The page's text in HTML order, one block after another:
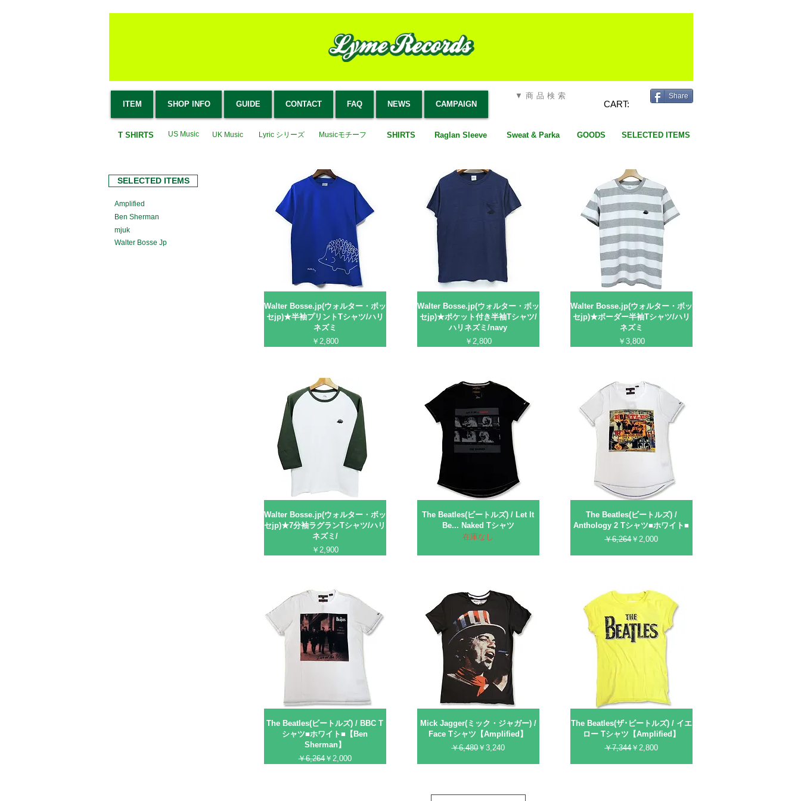
ITEM SHOP INFO GUIDE CONTACT FAQ NEWS CAMPAIGN
▼商品検索
CART:
Share
T SHIRTS US Music UK Music Lyric シリーズ Musicモチーフ SHIRTS Raglan Sleeve Sweat & Parka GOODS SELECTED ITEMS
SELECTED ITEMS
Amplified
Ben Sherman
mjuk
Walter Bosse Jp
Walter Bosse.jp(ウォルター・ボッ
セjp)★半袖プリントTシャツ/ハリ
ネズミ
価格
￥2,800
Walter Bosse.jp(ウォルター・ボッ
セjp)★ポケット付き半袖Tシャツ/
ハリネズミ/navy
価格
￥2,800
Walter Bosse.jp(ウォルター・ボッ
セjp)★ボーダー半袖Tシャツ/ハリ
ネズミ
価格
￥3,800
Walter Bosse.jp(ウォルター・ボッ
セjp)★7分袖ラグランTシャツ/ハリ
ネズミ/
価格
￥2,900
The Beatles(ビートルズ) / Let It
Be... Naked Tシャツ
在庫なし
The Beatles(ビートルズ) /
Anthology 2 Tシャツ■ホワイト■
通常価格
￥6,264セール価格
￥2,000
The Beatles(ビートルズ) / BBC T
シャツ■ホワイト■【Ben
Sherman】
通常価格
￥6,264セール価格
￥2,000
Mick Jagger(ミック・ジャガー) /
Face Tシャツ【Amplified】
通常価格
￥6,480セール価格
￥3,240
The Beatles(ザ･ビートルズ) / イエ
ロー Tシャツ【Amplified】
通常価格
￥7,344セール価格
￥2,800